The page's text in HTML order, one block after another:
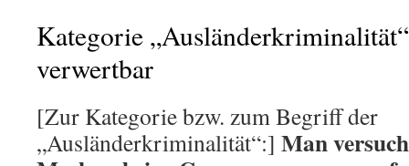
Kategorie
verwertbar
[Zur Kategorie bzw. zum Begriff der
„Ausländerkriminalität“:] Man